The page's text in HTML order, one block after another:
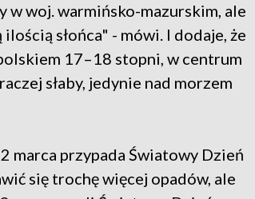
woj. warmińsko-mazurskim, ale
słońca" - mówi. I dodaje, że
17–18 stopni, w centrum
słaby, jedynie nad morzem
marca przypada Światowy Dzień
się trochę więcej opadów, ale